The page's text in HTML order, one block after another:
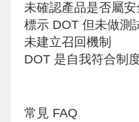
未確認產品是否屬
標示 DOT 但未做測
未建立召回機制
DOT 是自我符合制
常見 FAQ